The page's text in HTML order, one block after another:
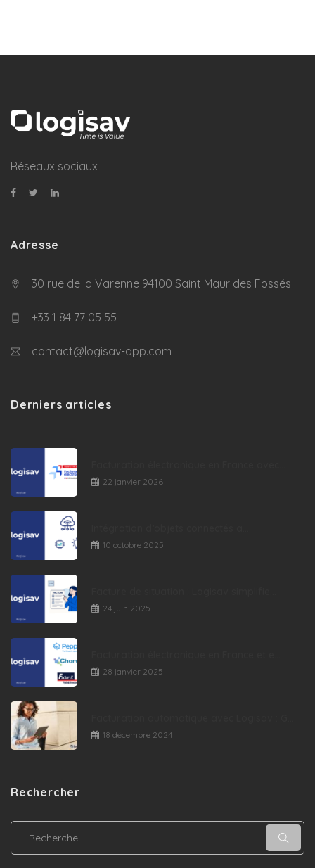
Réseaux sociaux
Adresse
30 rue de la Varenne 94100 Saint Maur des Fossés
+33 1 84 77 05 55
contact@logisav-app.com
Derniers articles
22 janvier 2026
10 octobre 2025
24 juin 2025
28 janvier 2025
18 décembre 2024
Rechercher